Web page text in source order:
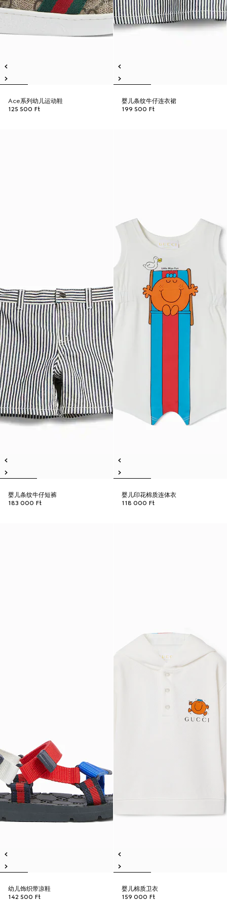
Ace系列幼儿运动鞋
125 500 Ft
婴儿条纹牛仔连衣裙
199 500 Ft
婴儿条纹牛仔短裤
183 000 Ft
婴儿印花棉质连体衣
118 000 Ft
幼儿饰织带凉鞋
142 500 Ft
婴儿棉质卫衣
159 000 Ft